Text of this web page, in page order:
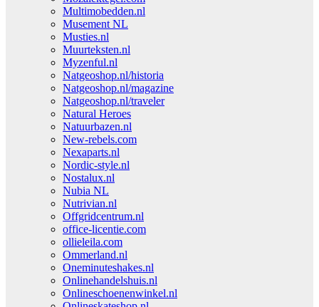
Multimobedden.nl
Musement NL
Musties.nl
Muurteksten.nl
Myzenful.nl
Natgeoshop.nl/historia
Natgeoshop.nl/magazine
Natgeoshop.nl/traveler
Natural Heroes
Natuurbazen.nl
New-rebels.com
Nexaparts.nl
Nordic-style.nl
Nostalux.nl
Nubia NL
Nutrivian.nl
Offgridcentrum.nl
office-licentie.com
ollieleila.com
Ommerland.nl
Oneminuteshakes.nl
Onlinehandelshuis.nl
Onlineschoenenwinkel.nl